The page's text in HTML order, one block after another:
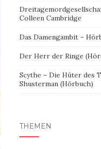
Colleen Cambridge
Das Damengambit –
Der Herr der Ringe
Scythe – Die Hüter des
Shusterman (Hörbuch)
THEMEN